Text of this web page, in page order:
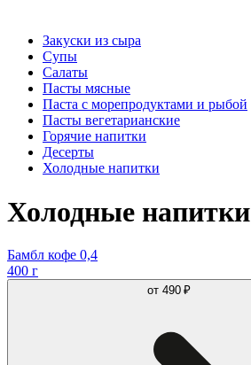
Закуски из сыра
Супы
Салаты
Пасты мясные
Паста с морепродуктами и рыбой
Пасты вегетарианские
Горячие напитки
Десерты
Холодные напитки
Холодные напитки
Бамбл кофе 0,4
400 г
от 490 ₽